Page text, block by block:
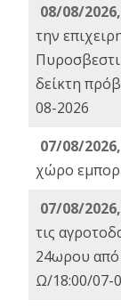
08/08/
την
δείκτη
08-2026
07/08/
χώρο
07/08/
τις
24ωρου
Ω/18:00/07-